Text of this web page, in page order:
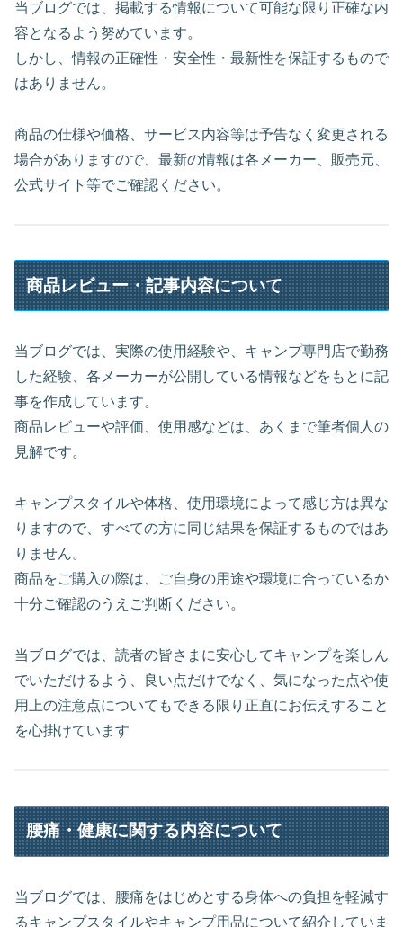
当ブログでは、掲載する情報について可能な限り正確な内
容となるよう努めています。
しかし、情報の正確性・安全性・最新性を保証するもので
はありません。
商品の仕様や価格、サービス内容等は予告なく変更される
場合がありますので、最新の情報は各メーカー、販売元、
公式サイト等でご確認ください。
商品レビュー・記事内容について
当ブログでは、実際の使用経験や、キャンプ専門店で勤務
した経験、各メーカーが公開している情報などをもとに記
事を作成しています。
商品レビューや評価、使用感などは、あくまで筆者個人の
見解です。
キャンプスタイルや体格、使用環境によって感じ方は異な
りますので、すべての方に同じ結果を保証するものではあ
りません。
商品をご購入の際は、ご自身の用途や環境に合っているか
十分ご確認のうえご判断ください。
当ブログでは、読者の皆さまに安心してキャンプを楽しん
でいただけるよう、良い点だけでなく、気になった点や使
用上の注意点についてもできる限り正直にお伝えすること
を心掛けています
腰痛・健康に関する内容について
当ブログでは、腰痛をはじめとする身体への負担を軽減す
るキャンプスタイルやキャンプ用品について紹介していま